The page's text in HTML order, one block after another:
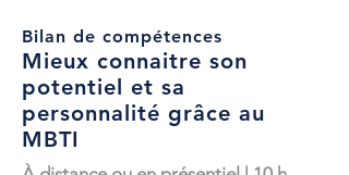
Bilan de compétences
Mieux connaitre son
potentiel et sa
personnalité grâce au
MBTI